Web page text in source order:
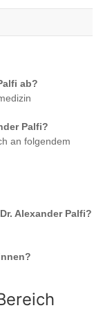
ab?
Palfi?
an folgendem
Dr. Alexander Palfi?